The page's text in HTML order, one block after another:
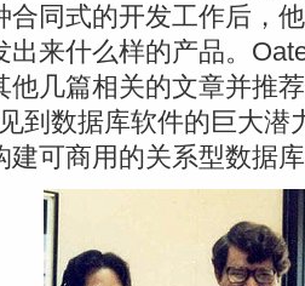
合同式的开发工作后，
出来什么样的产品。
他几篇相关的文章并推
到数据库软件的巨大潜
建可商用的关系型数据